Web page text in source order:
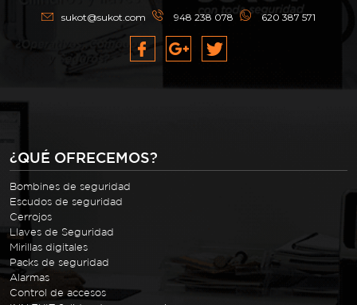
sukot@sukot.com 948 238 078 620 387 571
¿QUÉ OFRECEMOS?
Bombines de seguridad
Escudos de seguridad
Cerrojos
Llaves de Seguridad
Mirillas digitales
Packs de seguridad
Alarmas
Control de accesos